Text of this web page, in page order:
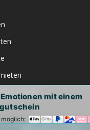
mieten
mit einem